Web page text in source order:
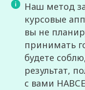
Наш метод
курсовые
вы не
принимать
будете
результат,
с вами